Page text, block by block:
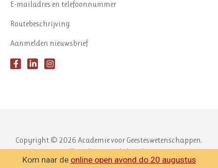
Kom naar de online open avond do 20 augustus
E-mailadres en telefoonnummer
Routebeschrijving
Aanmelden nieuwsbrief
Copyright © 2026 Academie voor Geesteswetenschappen.
Alle rechten voorbehouden.